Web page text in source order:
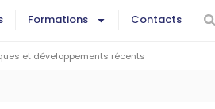
Formations Contacts
et développements récents